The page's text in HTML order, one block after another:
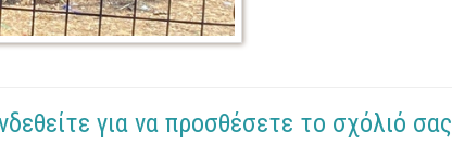
για να προσθέσετε το σχόλιό σας